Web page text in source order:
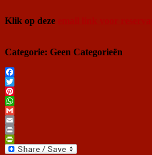
Klik op deze
Categorie: Geen Categorieën
Facebook
Twitter
Pinterest
WhatsApp
Gmail
Email
Print
PrintFriendly